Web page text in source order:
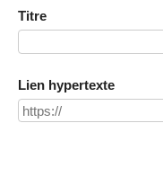
Titre
Lien hypertexte